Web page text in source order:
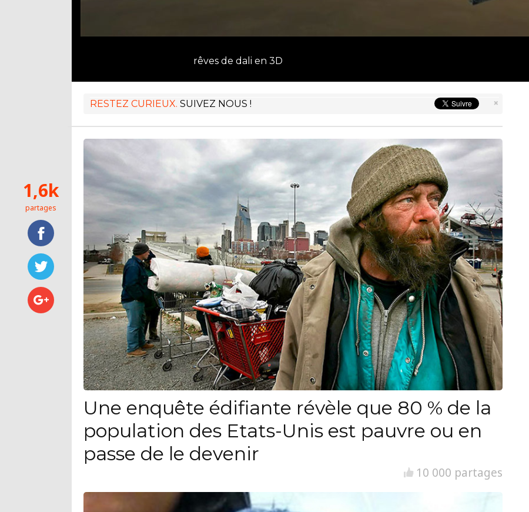
rêves de dali en 3D
×
RESTEZ CURIEUX. SUIVEZ NOUS !
Une enquête édifiante révèle que 80 % de la
population des Etats-Unis est pauvre ou en
passe de le devenir
10 000 partages
1,6k
partages